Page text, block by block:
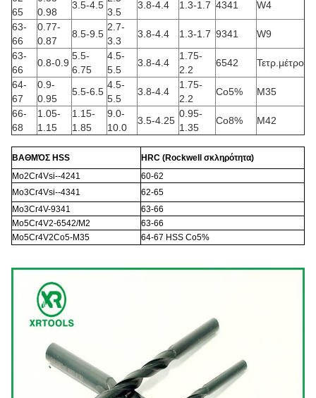
65
0.98
3.5-4.5
3.5
3.8-4.4 1.3-1.7 4341
W4
63-
66
0.77-
0.87
8.5-9.5
2.7-
3.3
3.8-4.4 1.3-1.7 9341
W9
63-
66
0.8-0.9
5.5-
6.75
4.5-
5.5
3.8-4.4
1.75-
2.2
6542
Τετρ.μέτρο
64-
67
0.9-
0.95
5.5-6.5
4.5-
5.5
3.8-4.4
1.75-
2.2
Co5%
M35
66-
68
1.05-
1.15
1.15-
1.85
9.0-
10.0
3.5-4.25
0.95-
1.35
Co8% M42
ΒΑΘΜΌΣ HSS
HRC (Rockwell σκληρότητα)
Mo2Cr4Vsi--4241
60-62
Mo3Cr4Vsi--4341
62-65
Mo3Cr4V-9341
63-66
Mo5Cr4V2-6542/M2
63-66
Mo5Cr4V2Co5-M35
64-67 HSS Co5%